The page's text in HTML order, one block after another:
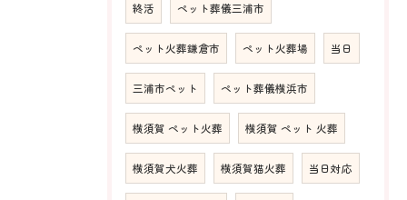
終活 ペット葬儀三浦市
ペット火葬鎌倉市 ペット火葬場 当日
三浦市ペット ペット葬儀横浜市
横須賀 ペット火葬 横須賀 ペット 火葬
横須賀犬火葬 横須賀猫火葬 当日対応